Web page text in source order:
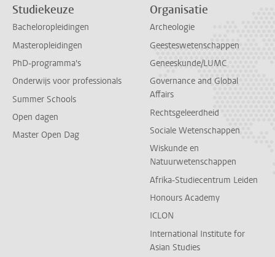
Studiekeuze
Bacheloropleidingen
Masteropleidingen
PhD-programma's
Onderwijs voor professionals
Summer Schools
Open dagen
Master Open Dag
Organisatie
Archeologie
Geesteswetenschappen
Geneeskunde/LUMC
Governance and Global
Affairs
Rechtsgeleerdheid
Sociale Wetenschappen
Wiskunde en
Natuurwetenschappen
Afrika-Studiecentrum Leiden
Honours Academy
ICLON
International Institute for
Asian Studies